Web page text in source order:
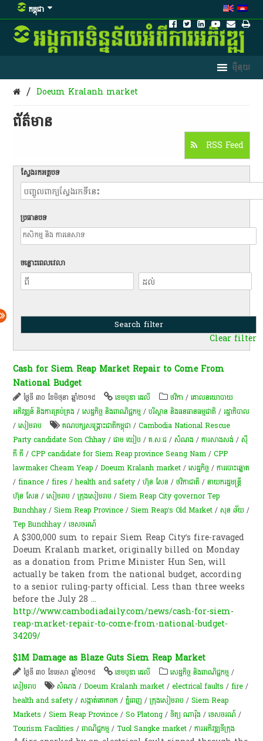
កម្ពុជា
/ Doeum Kralanh market
ព័ត៌មាន​
RSS Feed
ស្វែងរកអត្ថបទ
ប្រធានបទ
ចន្លោះពេលវេលា
Clear filter
Cash for Siem Reap Market Repair to Come From
National Budget
ថ្ងៃទី ៣០ ខែមិថុនា ឆ្នាំ២០១៥ ខេមបូឌា ដេលី ថវិកា /គោលនយោបាយ​
អភិវឌ្ឍន៍​ និង​ការ​គ្រប់គ្រង​ /សេដ្ឋកិច្ច និងពាណិជ្ជកម្ម /បរិស្ថាន និងធនធានធម្មជាតិ /រដ្ឋាភិបាល
/សៀមរាប គណបក្សសង្គ្រោះជាតិកម្ពុជា /Cambodia National Rescue
Party candidate Son Chhay /ជាម យៀប /គ.ស.ជ /សំណង /ការសាងសង់ /ស៊ី
ភី ភី /CPP candidate for Siem Reap province Seang Nam /CPP
lawmaker Cheam Yeap /Doeum Kralanh market /សេដ្ឋកិច្ច /ការបោះឆ្នោត
/finance /fires /health and safety /ហ៊ុន សែន /​ថវិកា​ជាតិ​ /នាយករដ្ឋមន្ត្រី
ហ៊ុន សែន /សៀមរាប /ក្រុង​សៀម​រាប​ /Siem Reap City governor Tep
Bunchhay /Siem Reap Province /Siem Reap’s Old Market /សុន ឆ័យ /
Tep Bunchhay /ទេសចរណ៍
A $300,000 sum to repair Siem Reap City’s fire-ravaged
Doeum Kralanh market, originally billed on Monday
as a donation from Prime Minister Hun Sen, will
actually be taken from the national budget, according
to a senior ruling-party official. Less than three weeks
before the July 28...
http://www.cambodiadaily.com/news/cash-for-siem-
reap-market-repair-to-come-from-national-budget-
34209/
$1M Damage as Blaze Guts Siem Reap Market
ថ្ងៃទី ៣០ ខែមេសា ឆ្នាំ២០១៥ ខេមបូឌា ដេលី សេដ្ឋកិច្ច និងពាណិជ្ជកម្ម /
សៀមរាប
សំណង /Doeum Kralanh market / electrical faults /fire /
health and safety /សង្កាត់គោកចក /ភ្នំពេញ /ក្រុង​សៀម​រាប​ /Siem Reap
Markets /Siem Reap Province /So Platong /ទិត្យ​ ណារ៉ុង /ទេសចរណ៍ /
Tourism Facilities /ពាណិជ្ជកម្ម /Tuol Sangke market /ការអភិវឌ្ឍ​ទីក្រុង​